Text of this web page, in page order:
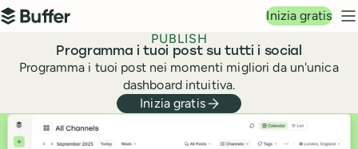
Navigazione principale
Buffer
Inizia gratis
PUBLISH
Programma i tuoi post su tutti i social
Programma i tuoi post nei momenti migliori da un'unica
dashboard intuitiva.
Inizia gratis